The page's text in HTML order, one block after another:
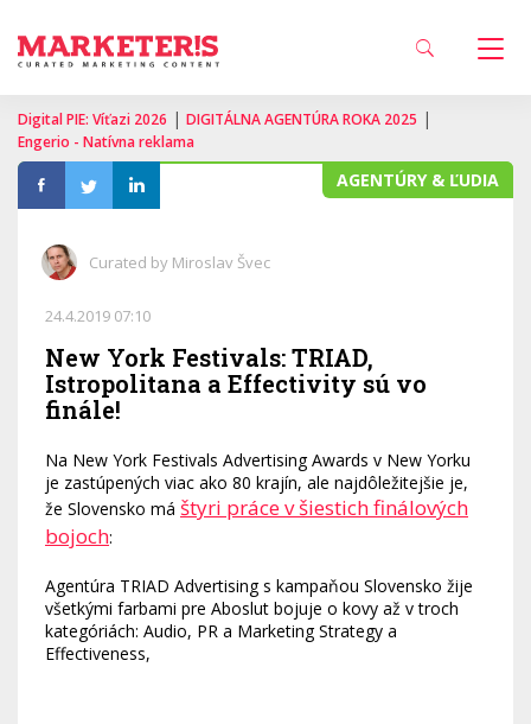
Digital PIE: Víťazi 2026 | DIGITÁLNA AGENTÚRA ROKA 2025 |
Engerio - Natívna reklama
AGENTÚRY & ĽUDIA
Curated by Miroslav Švec
24.4.2019 07:10
New York Festivals: TRIAD,
Istropolitana a Effectivity sú vo
finále!
Na New York Festivals Advertising Awards v New Yorku
je zastúpených viac ako 80 krajín, ale najdôležitejšie je,
že Slovensko má štyri práce v šiestich finálových
bojoch:
Agentúra TRIAD Advertising s kampaňou Slovensko žije
všetkými farbami pre Aboslut bojuje o kovy až v troch
kategóriách: Audio, PR a Marketing Strategy a
Effectiveness,